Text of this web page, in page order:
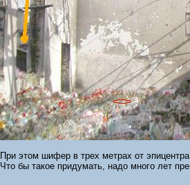
При этом шифер в трех метрах от
Что бы такое придумать, надо много лет